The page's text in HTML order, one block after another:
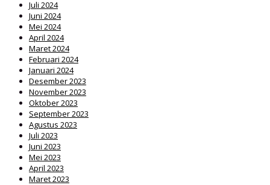
Juli 2024
Juni 2024
Mei 2024
April 2024
Maret 2024
Februari 2024
Januari 2024
Desember 2023
November 2023
Oktober 2023
September 2023
Agustus 2023
Juli 2023
Juni 2023
Mei 2023
April 2023
Maret 2023